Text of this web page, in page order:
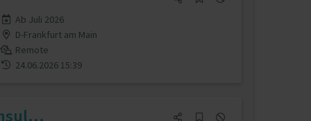
Ab Juli 2026
D-Frankfurt am Main
Remote
24.06.2026 15:39